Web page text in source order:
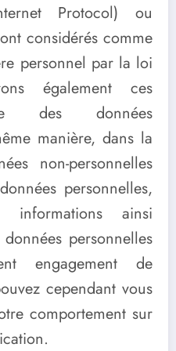
Protocol) ou
considérés comme
personnel par la loi
également ces
des données
manière, dans la
non-personnelles
personnelles,
ainsi
personnelles
engagement de
cependant vous
comportement sur